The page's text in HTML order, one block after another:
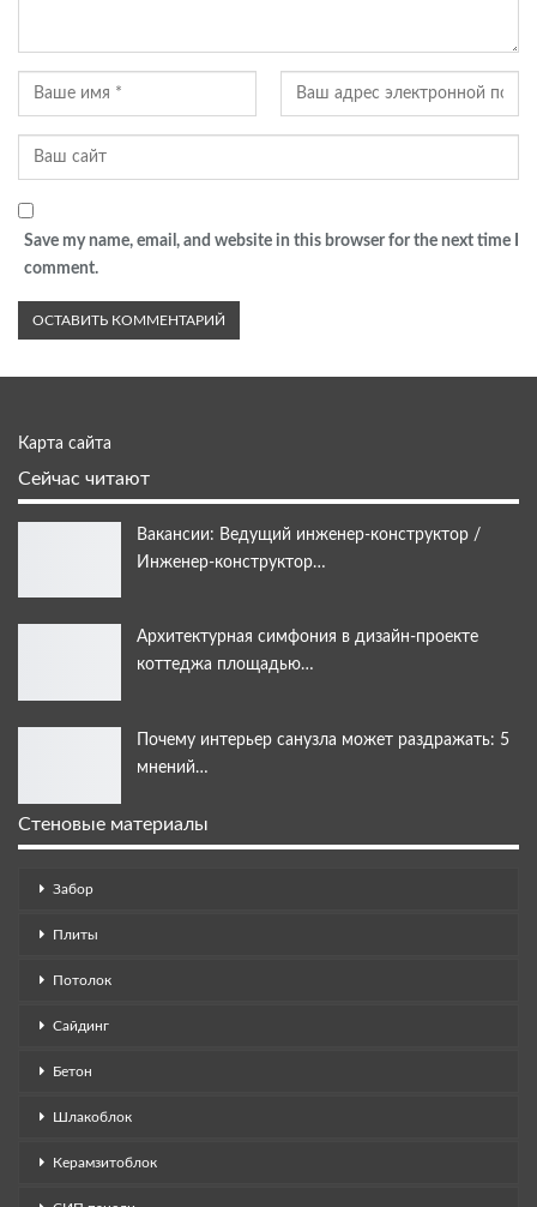
Save my name, email, and website in this browser for the next time I
comment.
Карта сайта
Сейчас читают
Вакансии: Ведущий инженер-конструктор /
Инженер-конструктор…
Архитектурная симфония в дизайн-проекте
коттеджа площадью…
Почему интерьер санузла может раздражать: 5
мнений…
Стеновые материалы
Забор
Плиты
Потолок
Сайдинг
Бетон
Шлакоблок
Керамзитоблок